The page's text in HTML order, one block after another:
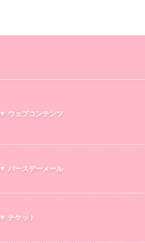
▼ ウェブコンテンツ
▼ バースデーメール
▼ チケット